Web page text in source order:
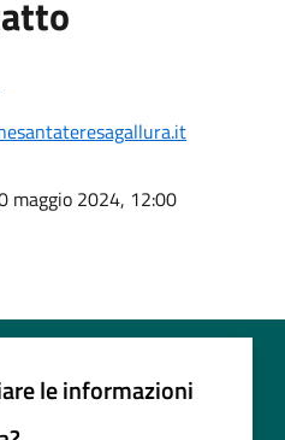
maggio 2024, 12:00
le informazioni